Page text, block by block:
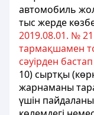
автомобиль
тыс жерде
2019.08.01. №
тармақшамен
сәуірден
10) сыртқы
жарнаманы
үшін